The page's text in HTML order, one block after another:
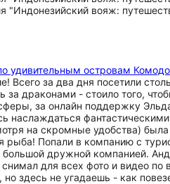
удивительным островам Комодо
Всего за два дня посетили
за драконами - стоило того,
за онлайн поддержку
наслаждаться
на скромные удобства)
рыба! Попали в компанию с
дружной компанией.
для всех фото и видео
здесь не угадаешь - как